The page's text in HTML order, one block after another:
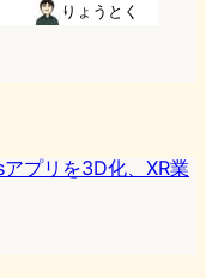
りょうとく
プリを3D化、XR業